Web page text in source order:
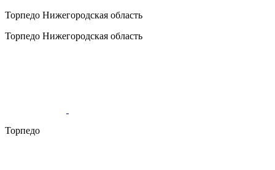
Торпедо Нижегородская область
Торпедо Нижегородская область
Торпедо